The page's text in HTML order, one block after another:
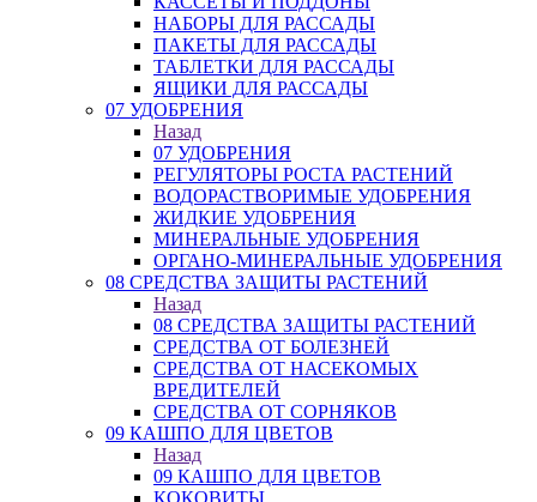
НАБОРЫ ДЛЯ РАССАДЫ
ПАКЕТЫ ДЛЯ РАССАДЫ
ТАБЛЕТКИ ДЛЯ РАССАДЫ
ЯЩИКИ ДЛЯ РАССАДЫ
07 УДОБРЕНИЯ
Назад
07 УДОБРЕНИЯ
РЕГУЛЯТОРЫ РОСТА РАСТЕНИЙ
ВОДОРАСТВОРИМЫЕ УДОБРЕНИЯ
ЖИДКИЕ УДОБРЕНИЯ
МИНЕРАЛЬНЫЕ УДОБРЕНИЯ
ОРГАНО-МИНЕРАЛЬНЫЕ УДОБРЕНИЯ
08 СРЕДСТВА ЗАЩИТЫ РАСТЕНИЙ
Назад
08 СРЕДСТВА ЗАЩИТЫ РАСТЕНИЙ
СРЕДСТВА ОТ БОЛЕЗНЕЙ
СРЕДСТВА ОТ НАСЕКОМЫХ
ВРЕДИТЕЛЕЙ
СРЕДСТВА ОТ СОРНЯКОВ
09 КАШПО ДЛЯ ЦВЕТОВ
Назад
09 КАШПО ДЛЯ ЦВЕТОВ
КОКОВИТЫ